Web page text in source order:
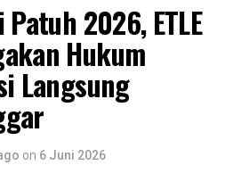
2026, ETLE
Hukum
Langsung
on 6 Juni 2026